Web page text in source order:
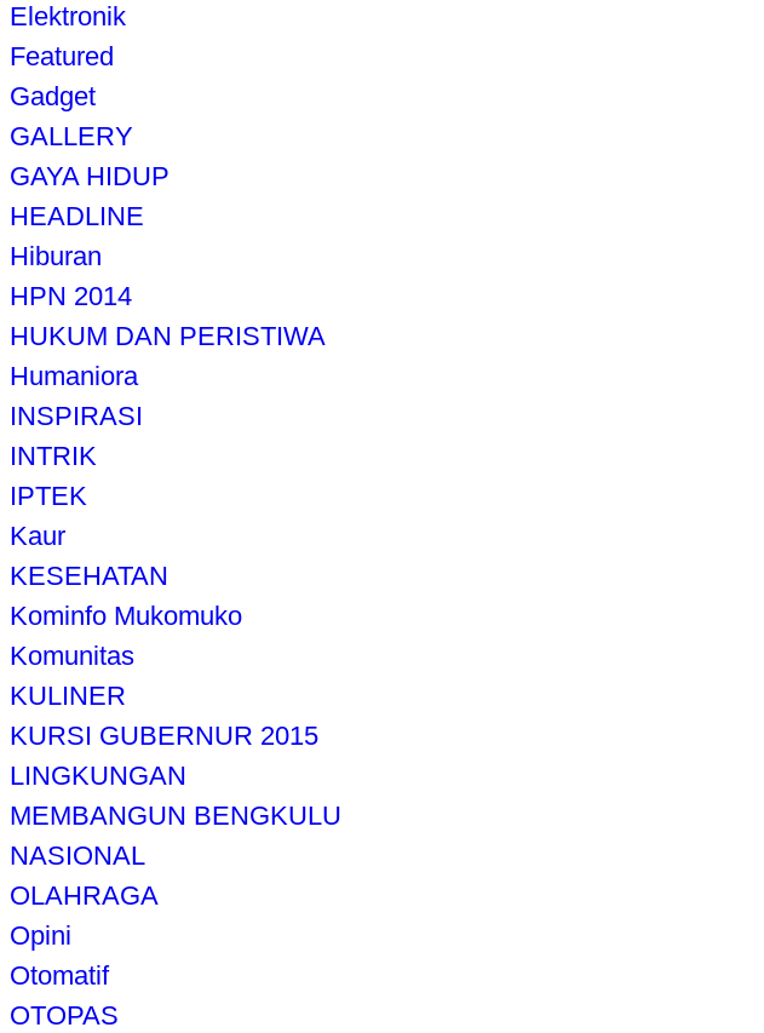
Elektronik
Featured
Gadget
GALLERY
GAYA HIDUP
HEADLINE
Hiburan
HPN 2014
HUKUM DAN PERISTIWA
Humaniora
INSPIRASI
INTRIK
IPTEK
Kaur
KESEHATAN
Kominfo Mukomuko
Komunitas
KULINER
KURSI GUBERNUR 2015
LINGKUNGAN
MEMBANGUN BENGKULU
NASIONAL
OLAHRAGA
Opini
Otomatif
OTOPAS